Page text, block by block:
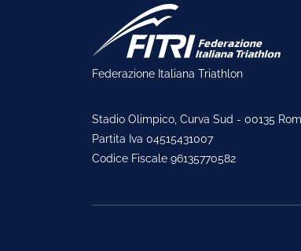
Federazione Italiana Triathlon
Stadio Olimpico, Curva Sud - 00135
Partita Iva 04515431007
Codice Fiscale 96135770582